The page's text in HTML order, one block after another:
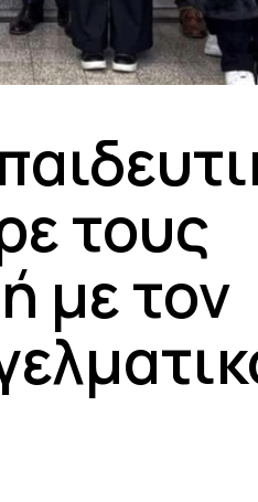
τους
με τον